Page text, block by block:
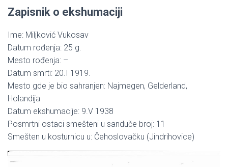
Zapisnik o ekshumaciji
Ime: Miljković Vukosav
Datum rođenja: 25 g.
Mesto rođenja: –
Datum smrti: 20.I 1919.
Mesto gde je bio sahranjen: Najmegen, Gelderland,
Holandija
Datum ekshumacije: 9.V 1938
Posmrtni ostaci smešteni u sanduče broj: 11
Smešten u kosturnicu u: Čehoslovačku (Jindrihovice)